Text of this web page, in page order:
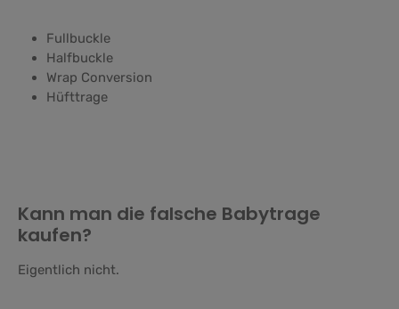
Fullbuckle
Halfbuckle
Wrap Conversion
Hüfttrage
Kann man die falsche Babytrage
kaufen?
Eigentlich nicht.